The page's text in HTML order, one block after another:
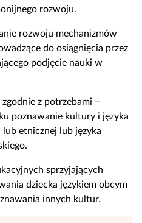
rozwoju.
rozwoju mechanizmów
do osiągnięcia przez
podjęcie nauki w
z potrzebami –
poznawanie kultury i języka
etnicznej lub języka
sprzyjających
dziecka językiem obcym
innych kultur.